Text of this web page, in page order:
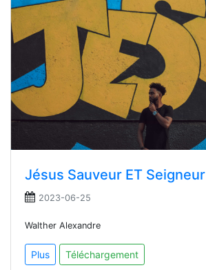
Jésus Sauveur ET Seigneur
2023-06-25
Walther Alexandre
Plus Téléchargement